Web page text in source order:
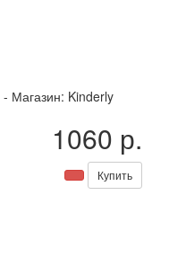
- Магазин: Kinderly
1060 р.
Купить